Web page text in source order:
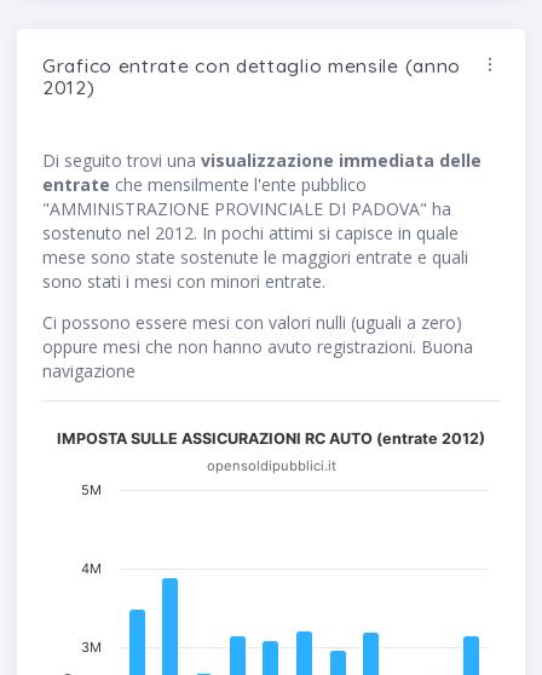
Grafico entrate con dettaglio mensile (anno
2012)
Di seguito trovi una visualizzazione immediata delle
entrate che mensilmente l'ente pubblico
"AMMINISTRAZIONE PROVINCIALE DI PADOVA" ha
sostenuto nel 2012. In pochi attimi si capisce in quale
mese sono state sostenute le maggiori entrate e quali
sono stati i mesi con minori entrate.
Ci possono essere mesi con valori nulli (uguali a zero)
oppure mesi che non hanno avuto registrazioni. Buona
navigazione
IMPOSTA SULLE ASSICURAZIONI RC AUTO (entrate 2012)
opensoldipubblici.it
3M
4M
5M